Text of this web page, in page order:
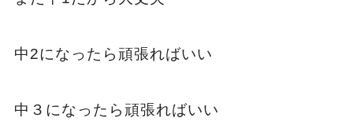
中2になったら頑張ればいい
中３になったら頑張ればいい